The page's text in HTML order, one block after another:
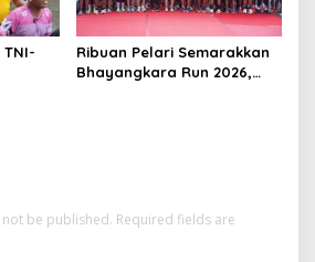
Ribuan Pelari Semarakkan
Bhayangkara Run 2026,
be published. Required fields are